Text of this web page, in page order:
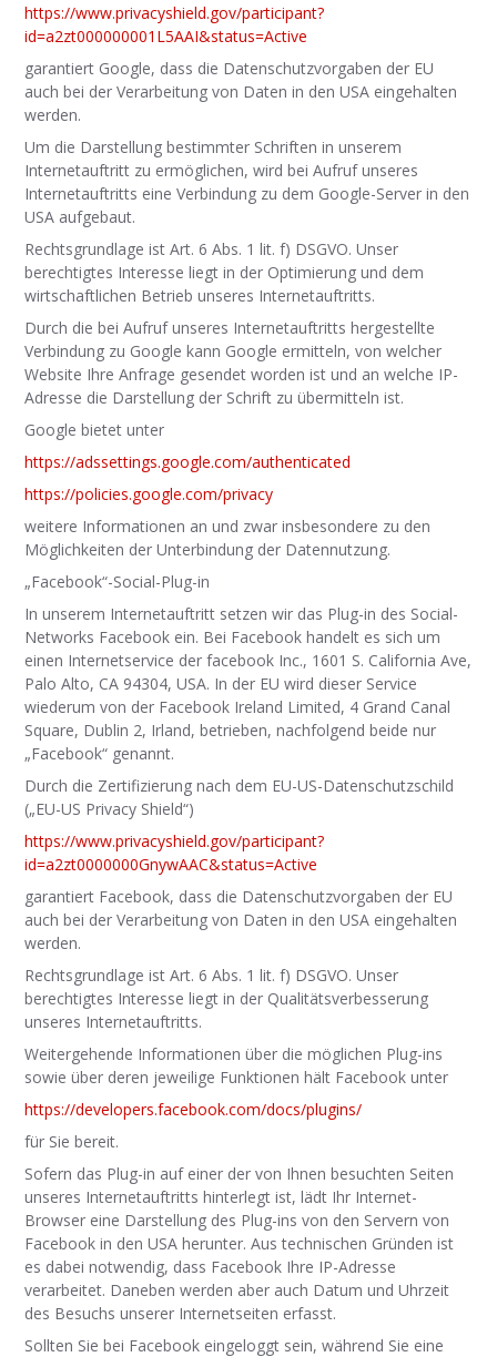
https://www.privacyshield.gov/participant?
id=a2zt000000001L5AAI&status=Active
garantiert Google, dass die Datenschutzvorgaben der EU
auch bei der Verarbeitung von Daten in den USA eingehalten
werden.
Um die Darstellung bestimmter Schriften in unserem
Internetauftritt zu ermöglichen, wird bei Aufruf unseres
Internetauftritts eine Verbindung zu dem Google-Server in den
USA aufgebaut.
Rechtsgrundlage ist Art. 6 Abs. 1 lit. f) DSGVO. Unser
berechtigtes Interesse liegt in der Optimierung und dem
wirtschaftlichen Betrieb unseres Internetauftritts.
Durch die bei Aufruf unseres Internetauftritts hergestellte
Verbindung zu Google kann Google ermitteln, von welcher
Website Ihre Anfrage gesendet worden ist und an welche IP-
Adresse die Darstellung der Schrift zu übermitteln ist.
Google bietet unter
https://adssettings.google.com/authenticated
https://policies.google.com/privacy
weitere Informationen an und zwar insbesondere zu den
Möglichkeiten der Unterbindung der Datennutzung.
„Facebook“-Social-Plug-in
In unserem Internetauftritt setzen wir das Plug-in des Social-
Networks Facebook ein. Bei Facebook handelt es sich um
einen Internetservice der facebook Inc., 1601 S. California Ave,
Palo Alto, CA 94304, USA. In der EU wird dieser Service
wiederum von der Facebook Ireland Limited, 4 Grand Canal
Square, Dublin 2, Irland, betrieben, nachfolgend beide nur
„Facebook“ genannt.
Durch die Zertifizierung nach dem EU-US-Datenschutzschild
(„EU-US Privacy Shield“)
https://www.privacyshield.gov/participant?
id=a2zt0000000GnywAAC&status=Active
garantiert Facebook, dass die Datenschutzvorgaben der EU
auch bei der Verarbeitung von Daten in den USA eingehalten
werden.
Rechtsgrundlage ist Art. 6 Abs. 1 lit. f) DSGVO. Unser
berechtigtes Interesse liegt in der Qualitätsverbesserung
unseres Internetauftritts.
Weitergehende Informationen über die möglichen Plug-ins
sowie über deren jeweilige Funktionen hält Facebook unter
https://developers.facebook.com/docs/plugins/
für Sie bereit.
Sofern das Plug-in auf einer der von Ihnen besuchten Seiten
unseres Internetauftritts hinterlegt ist, lädt Ihr Internet-
Browser eine Darstellung des Plug-ins von den Servern von
Facebook in den USA herunter. Aus technischen Gründen ist
es dabei notwendig, dass Facebook Ihre IP-Adresse
verarbeitet. Daneben werden aber auch Datum und Uhrzeit
des Besuchs unserer Internetseiten erfasst.
Sollten Sie bei Facebook eingeloggt sein, während Sie eine